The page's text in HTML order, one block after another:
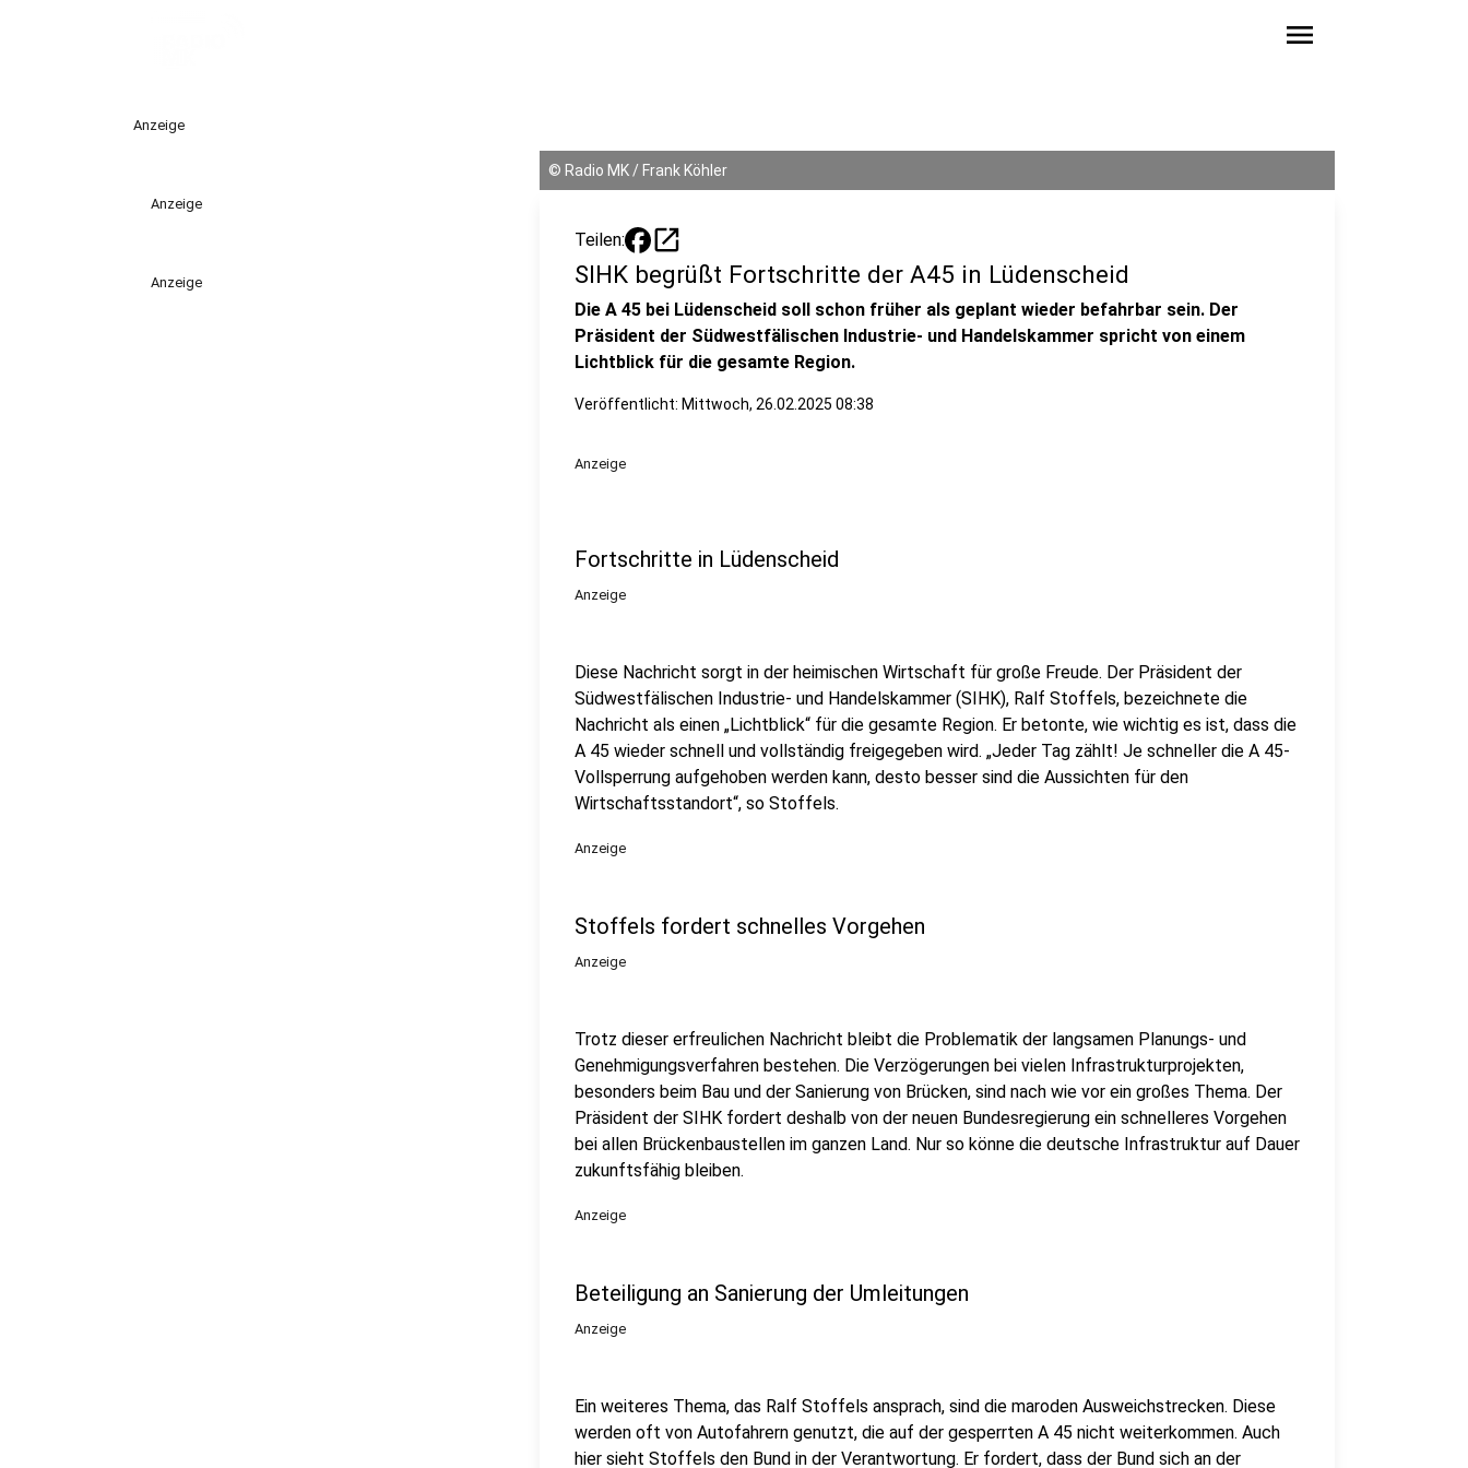
menu
Anzeige
Anzeige
Anzeige
© Radio MK / Frank Köhler
Teilen: open_in_new
SIHK begrüßt Fortschritte der A45 in Lüdenscheid
Die A 45 bei Lüdenscheid soll schon früher als geplant wieder befahrbar sein. Der
Präsident der Südwestfälischen Industrie- und Handelskammer spricht von einem
Lichtblick für die gesamte Region.
Veröffentlicht: Mittwoch, 26.02.2025 08:38
Anzeige
Fortschritte in Lüdenscheid
Anzeige
Diese Nachricht sorgt in der heimischen Wirtschaft für große Freude. Der Präsident der
Südwestfälischen Industrie- und Handelskammer (SIHK), Ralf Stoffels, bezeichnete die
Nachricht als einen „Lichtblick“ für die gesamte Region. Er betonte, wie wichtig es ist, dass die
A 45 wieder schnell und vollständig freigegeben wird. „Jeder Tag zählt! Je schneller die A 45-
Vollsperrung aufgehoben werden kann, desto besser sind die Aussichten für den
Wirtschaftsstandort“, so Stoffels.
Anzeige
Stoffels fordert schnelles Vorgehen
Anzeige
Trotz dieser erfreulichen Nachricht bleibt die Problematik der langsamen Planungs- und
Genehmigungsverfahren bestehen. Die Verzögerungen bei vielen Infrastrukturprojekten,
besonders beim Bau und der Sanierung von Brücken, sind nach wie vor ein großes Thema. Der
Präsident der SIHK fordert deshalb von der neuen Bundesregierung ein schnelleres Vorgehen
bei allen Brückenbaustellen im ganzen Land. Nur so könne die deutsche Infrastruktur auf Dauer
zukunftsfähig bleiben.
Anzeige
Beteiligung an Sanierung der Umleitungen
Anzeige
Ein weiteres Thema, das Ralf Stoffels ansprach, sind die maroden Ausweichstrecken. Diese
werden oft von Autofahrern genutzt, die auf der gesperrten A 45 nicht weiterkommen. Auch
hier sieht Stoffels den Bund in der Verantwortung. Er fordert, dass der Bund sich an der